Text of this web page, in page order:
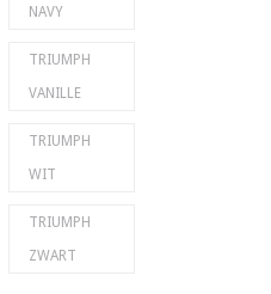
NAVY
TRIUMPH
VANILLE
TRIUMPH
WIT
TRIUMPH
ZWART